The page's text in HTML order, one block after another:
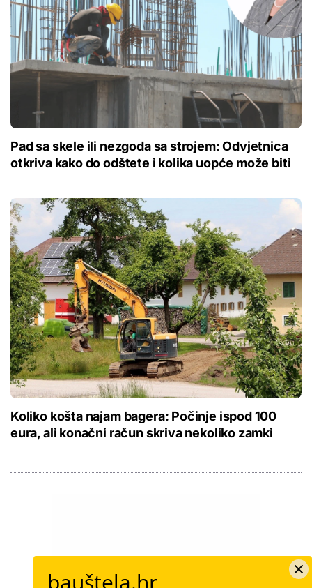
Pad sa skele ili nezgoda sa strojem: Odvjetnica
otkriva kako do odštete i kolika uopće može biti
Koliko košta najam bagera: Počinje ispod 100
eura, ali konačni račun skriva nekoliko zamki
bauštela.hr